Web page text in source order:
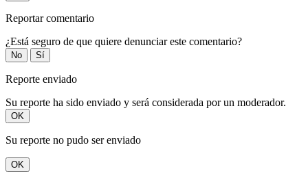
Reportar comentario
¿Está seguro de que quiere denunciar este comentario?
No Sí
Reporte enviado
Su reporte ha sido enviado y será considerada por un moderador.
OK
Su reporte no pudo ser enviado
OK